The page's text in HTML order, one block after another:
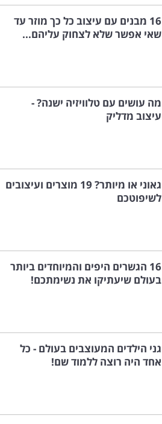
16 מבנים עם עיצוב כל כך מוזר עד
שאי אפשר שלא לצחוק עליהם...
מה עושים עם טלוויזיה ישנה? -
עיצוב מדליק
גאוני או מיותר? 19 מוצרים ועיצובים
לשיפוטכם
16 הגשרים היפים והמיוחדים ביותר
בעולם שיעתיקו את נשימתכם!
גני הילדים המעוצבים בעולם - כל
אחד היה רוצה ללמוד שם!